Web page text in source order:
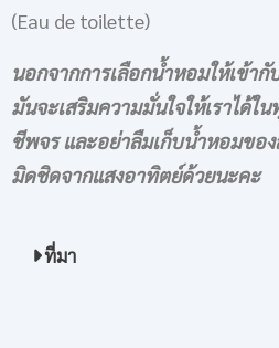
(Eau de toilette)
นอกจากการเลือกน้ำหอมให้เข้า
มันจะเสริมความมั่นใจให้เราได้ใ
ชีพจร และอย่าลืมเก็บน้ำหอมของ
มิดชิดจากแสงอาทิตย์ด้วยนะคะ
ที่มา